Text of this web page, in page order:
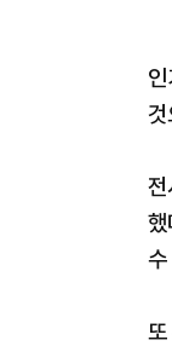
전
했
수
또